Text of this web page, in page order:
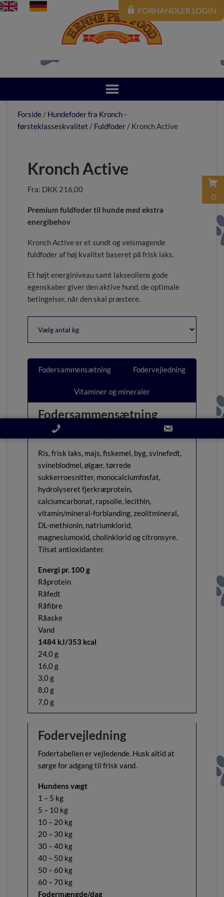
0
FORHANDLER LOGIN
Forside / Hundefoder fra Kronch -
førsteklasseskvalitet / Fuldfoder / Kronch Active
Kronch Active
DKK 216,00
Premium fuldfoder til hunde med ekstra
energibehov
Kronch Active er et sundt og velsmagende
fuldfoder af høj kvalitet baseret på frisk laks.
Et højt energiniveau samt lakseoliens gode
egenskaber giver den aktive hund, de optimale
betingelser, når den skal præstere.
Fodersammensætning Fodervejledning
Vitaminer og mineraler
Fodersammensætning
Ingredienser:
Ris, frisk laks, majs, fiskemel, byg, svinefedt,
svineblodmel, ølgær, tørrede
sukkerroesnitter, monocalciumfosfat,
hydrolyseret fjerkræprotein,
calciumcarbonat, rapsolie, lecithin,
vitamin/mineral-forblanding, zeolitmineral,
DL-methionin, natriumklorid,
magnesiumoxid, cholinklorid og citronsyre.
Tilsat antioxidanter.
Energi pr. 100 g
Råprotein
Råfedt
Råfibre
Råaske
Vand
1484 kJ/353 kcal
24,0 g
16,0 g
3,0 g
8,0 g
7,0 g
Fodervejledning
Fodertabellen er vejledende. Husk altid at
sørge for adgang til frisk vand.
Hundens vægt
1 – 5 kg
5 – 10 kg
10 – 20 kg
20 – 30 kg
30 – 40 kg
40 – 50 kg
50 – 60 kg
60 – 70 kg
Fodermængde/dag